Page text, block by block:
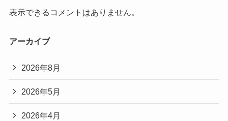
表示できるコメントはありません。
アーカイブ
2026年8月
2026年5月
2026年4月